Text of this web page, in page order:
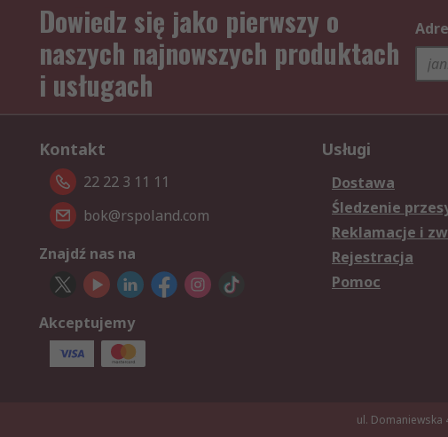
Dowiedz się jako pierwszy o
naszych najnowszych produktach
i usługach
Kontakt
22 22 3 11 11
bok@rspoland.com
Znajdź nas na
Akceptujemy
Usługi
Dostawa
Śledzenie
Reklamacje i
Rejestracja
Pomoc
ul. Domaniewska